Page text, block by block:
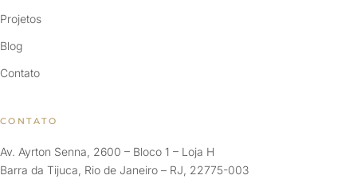
Projetos
Blog
Contato
CONTATO
Av. Ayrton Senna, 2600 – Bloco 1 – Loja H
Barra da Tijuca, Rio de Janeiro – RJ, 22775-003